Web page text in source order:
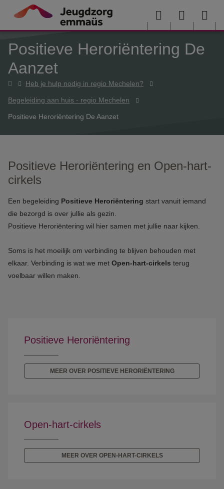
Overslaan en naar de inhoud gaan
Menu User
menu
Positieve Heroriëntering De
Aanzet
HomeHeb je hulp nodig in regio Mechelen?
Begeleiding aan huis - regio Mechelen
Positieve Heroriëntering De Aanzet
Positieve Heroriëntering en Open-hart-
cirkels
Een begeleiding Positieve Heroriëntering start vanuit iemand
die bezorgd is over jullie als gezin.
Positieve Heroriëntering wil hier samen met jullie naar kijken.
Soms is het moeilijk om verbinding te blijven behouden met
elkaar. Verbinding is wat we met Open-hart-cirkels terug
voelbaar willen maken.
Positieve Heroriëntering
MEER OVER POSITIEVE HERORIËNTERING
Open-hart-cirkels
MEER OVER OPEN-HART-CIRKELS